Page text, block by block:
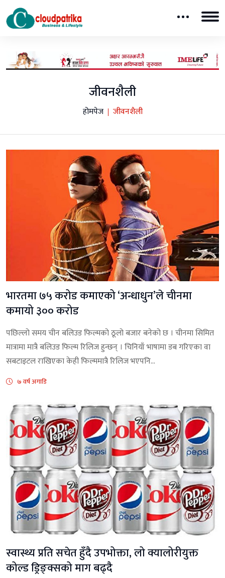
जीवनशैली
होमपेज जीवनशैली
भारतमा ७५ करोड कमाएको ‘अन्धाधुन’ले चीनमा
कमायो ३०० करोड
पछिल्लो समय चीन बलिउड फिल्मको ठूलो बजार बनेको छ । चीनमा सिमित
मात्रामा मात्रै बलिउड फिल्म रिलिज हुन्छन् । चिनियाँ भाषामा डब गरिएका वा
सबटाइटल राखिएका केही फिल्ममात्रै रिलिज भएपनि...
७ वर्ष अगाडि
स्वास्थ्य प्रति सचेत हुँदै उपभोक्ता, लो क्यालोरीयुक्त
कोल्ड ड्रिङ्क्सको माग बढ्दै